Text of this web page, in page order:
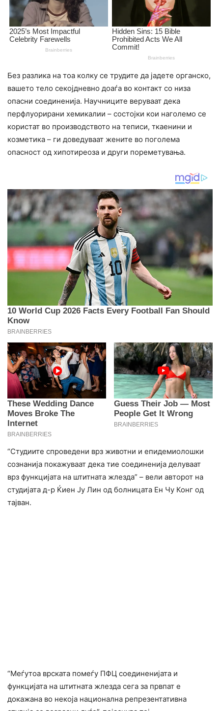
Без разлика на тоа колку се трудите да јадете органско,
вашето тело секојдневно доаѓа во контакт со низа
опасни соединенија. Научниците веруваат дека
перфлуорирани хемикалии – состојки кои наголемо се
користат во производството на теписи, ткаенини и
козметика – ги доведуваат жените во поголема
опасност од хипотиреоза и други пореметувања.
“Студиите спроведени врз животни и епидемиолошки
сознанија покажуваат дека тие соединенија делуваат
врз функцијата на штитната жлезда” – вели авторот на
студијата д-р Ќиен Ју Лин од болницата Ен Чу Конг од
тајван.
“Меѓутоа врската помеѓу ПФЦ соединенијата и
функцијата на штитната жлезда сега за првпат е
докажана во некоја национална репрезентативна